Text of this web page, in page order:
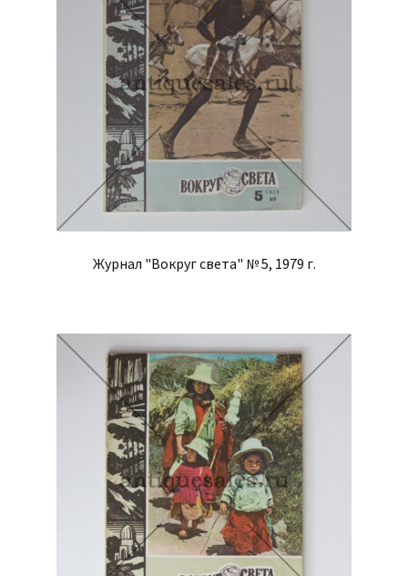
Журнал "Вокруг света" № 5, 1979 г.